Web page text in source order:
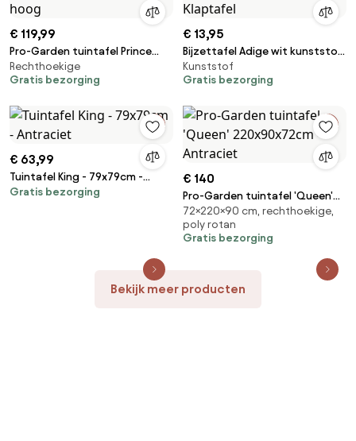
€ 119,99
Pro-Garden tuintafel Prince
150x90cm - 72cm hoog
Rechthoekige
Gratis bezorging
€ 13,95
Bijzettafel Adige wit kunststof
45 x 43 x 50 cm - Klaptafel
Kunststof
Gratis bezorging
€ 63,99
Tuintafel King - 79x79cm -
Antraciet
Gratis bezorging
€ 140
Pro-Garden tuintafel 'Queen'
220x90x72cm - Antraciet
72×220×90 cm, rechthoekige,
poly rotan
Gratis bezorging
Bekijk meer producten